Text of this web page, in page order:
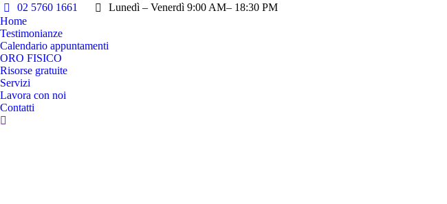
02 5760 1661 Lunedì – Venerdì 9:00 AM– 18:30 PM
Home
Testimonianze
Calendario appuntamenti
ORO FISICO
Risorse gratuite
Servizi
Lavora con noi
Contatti